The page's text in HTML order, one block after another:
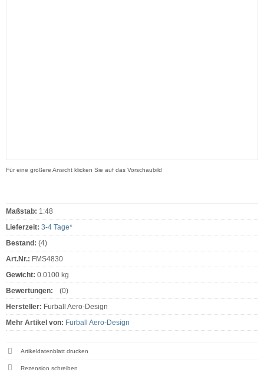
Für eine größere Ansicht klicken Sie auf das Vorschaubild
Maßstab: 1:48
Lieferzeit: 3-4 Tage*
Bestand: (4)
Art.Nr.: FMS4830
Gewicht: 0.0100 kg
Bewertungen:
(0)
Hersteller: Furball Aero-Design
Mehr Artikel von: Furball Aero-Design
Artikeldatenblatt drucken
Rezension schreiben